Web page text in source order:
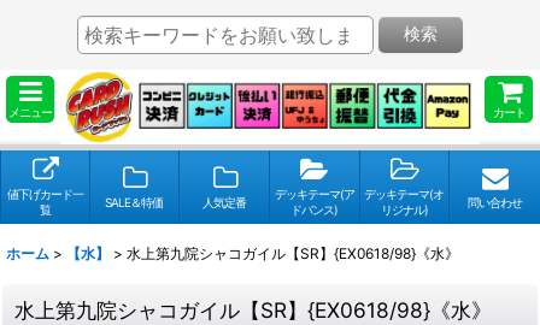
メニュー カート
検索
値下げカード一
覧
SALE＆特価 人気定番
デッキテーマ(ア
ドバンス)
デッキテーマ(オ
リジナル)
問い合わせ
ホーム > 【水】 > 水上第九院シャコガイル【SR】{EX0618/98}《水》
水上第九院シャコガイル【SR】{EX0618/98}《水》